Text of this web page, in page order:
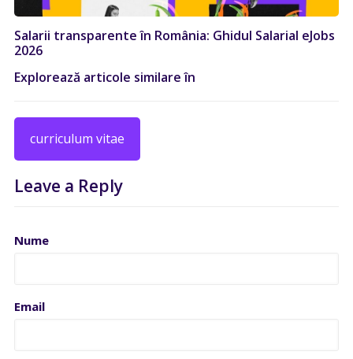
Salarii transparente în România: Ghidul Salarial eJobs
2026
Explorează articole similare în
curriculum vitae
Leave a Reply
Nume
Email